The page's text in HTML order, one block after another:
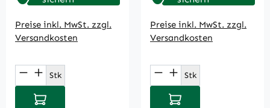
Preise inkl. MwSt. zzgl.
Versandkosten
Produkt Anzahl: Gib den gewünschten
Stk
In den Warenkorb
Preise inkl. MwSt. zzgl.
Versandkosten
Produkt Anzahl:
Stk
In den Warenkorb